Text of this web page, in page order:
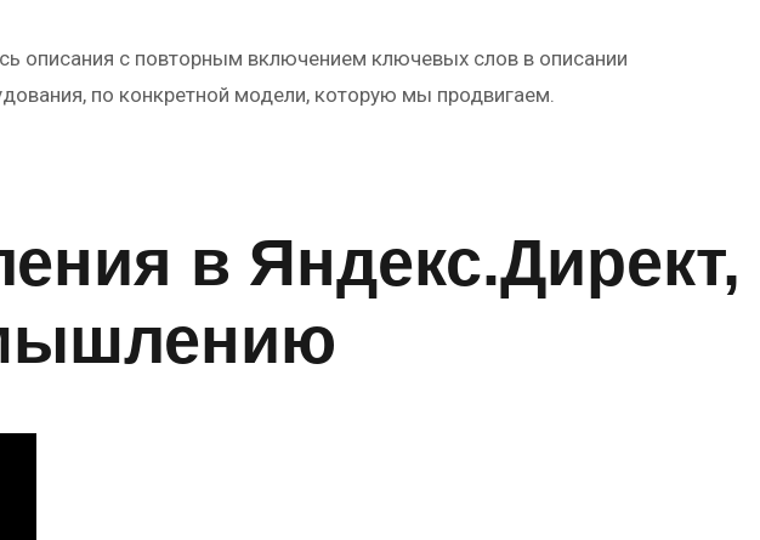
описания с повторным включением ключевых слов в описании
по конкретной модели, которую мы продвигаем.
в Яндекс.Директ,